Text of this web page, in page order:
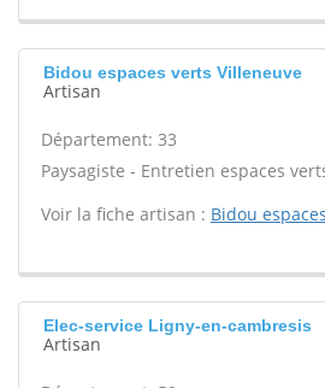
Bidou espaces verts Villeneuve
Artisan
Département: 33
Paysagiste - Entretien espaces
Voir la fiche artisan : Bidou
Elec-service Ligny-en-cambresis
Artisan